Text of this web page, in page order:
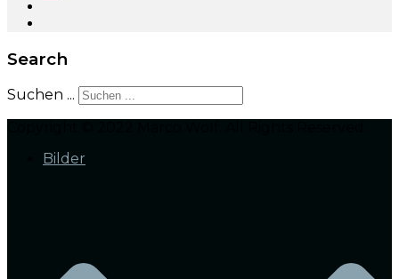
Search
Suchen ...
Bilder